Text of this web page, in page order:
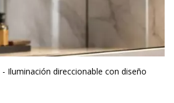
Iluminación direccionable con diseño